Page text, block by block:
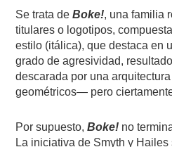
Se trata deBoke!, una familia
titulares o logotipos,
estilo (itálica), que destaca en
grado de agresividad,
descarada por una
geométricos— pero
Por supuesto,Boke! no
La iniciativa de Smyth y Hailes